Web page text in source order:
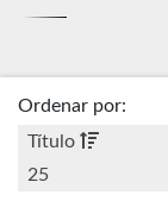
Ordenar por:
Título
25